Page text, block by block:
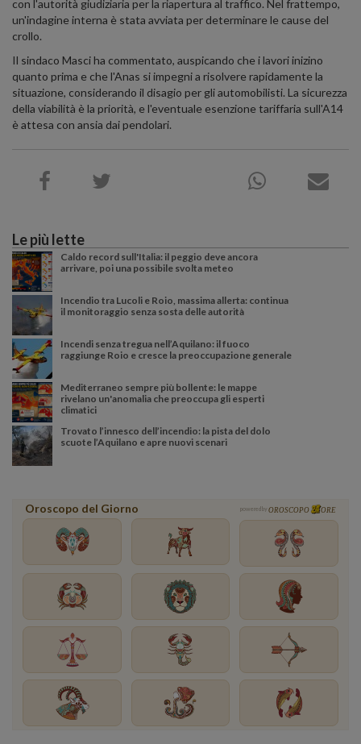
con l'autorità giudiziaria per la riapertura al traffico. Nel frattempo,
un'indagine interna è stata avviata per determinare le cause del
crollo.
Il sindaco Masci ha commentato, auspicando che i lavori inizino
quanto prima e che l'Anas si impegni a risolvere rapidamente la
situazione, considerando il disagio per gli automobilisti. La sicurezza
della viabilità è la priorità, e l'eventuale esenzione tariffaria sull'A14
è attesa con ansia dai pendolari.
Le più lette
Caldo record sull'Italia: il peggio deve ancora
arrivare, poi una possibile svolta meteo
Incendio tra Lucoli e Roio, massima allerta: continua
il monitoraggio senza sosta delle autorità
Incendi senza tregua nell’Aquilano: il fuoco
raggiunge Roio e cresce la preoccupazione generale
Mediterraneo sempre più bollente: le mappe
rivelano un'anomalia che preoccupa gli esperti
climatici
Trovato l’innesco dell’incendio: la pista del dolo
scuote l’Aquilano e apre nuovi scenari
Oroscopo del Giorno powered by OROSCOPO ORE